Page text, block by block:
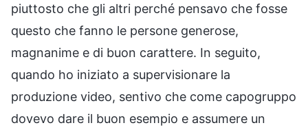
piuttosto che gli altri perché pensavo che fosse
questo che fanno le persone generose,
magnanime e di buon carattere. In seguito,
quando ho iniziato a supervisionare la
produzione video, sentivo che come capogruppo
dovevo dare il buon esempio e assumere un